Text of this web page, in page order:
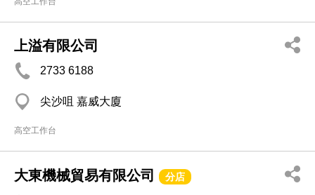
上溢有限公司
2733 6188
尖沙咀 嘉威大廈
高空工作台
大東機械貿易有限公司 分店